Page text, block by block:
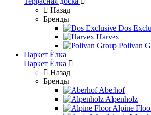
Назад
Бренды
Dos
Harvex
Polivan
Паркет Ёлка
Паркет Ёлка
Назад
Бренды
Aberhof
Alpenholz
Alpine